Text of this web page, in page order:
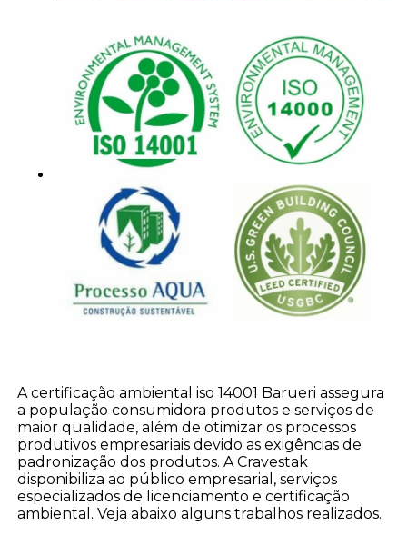
A certificação ambiental iso 14001 Barueri assegura
a população consumidora produtos e serviços de
maior qualidade, além de otimizar os processos
produtivos empresariais devido as exigências de
padronização dos produtos. A Cravestak
disponibiliza ao público empresarial, serviços
especializados de licenciamento e certificação
ambiental. Veja abaixo alguns trabalhos realizados.